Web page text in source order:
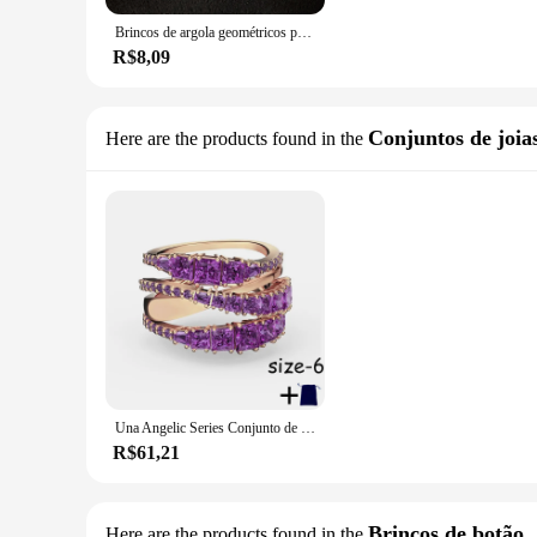
Brincos de argola geométricos para mulheres, estilo metálico, moda coreana, fivela de orelha premium, comutador simples, temperamento joias finas
R$8,09
Here are the products found in the Conjuntos de
Una Angelic Series Conjunto de joias de prata para mulheres, colar zircão premium, brincos e bracelete, presente requintado, alta qualidade
R$61,21